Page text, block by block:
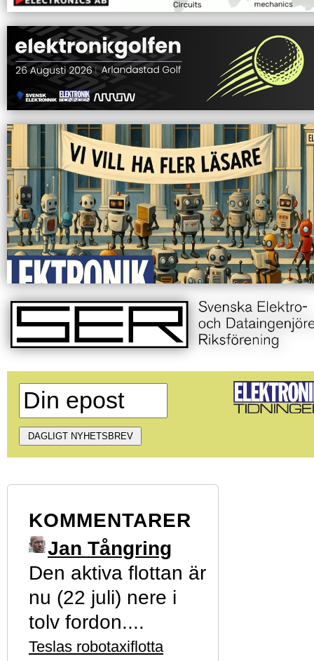
KOMMENTARER
Jan Tångring
Den aktiva flottan är
nu (22 juli) nere i
tolv fordon....
Teslas robotaxiflotta